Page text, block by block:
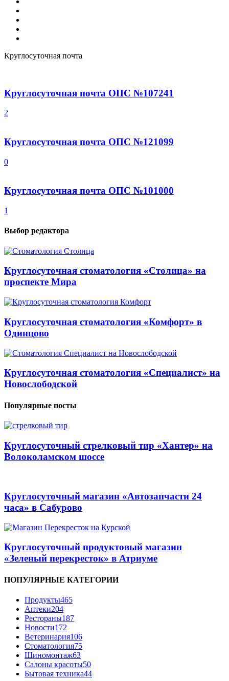
Круглосуточная почта
Круглосуточная почта ОПС №107241
2
Круглосуточная почта ОПС №121099
0
Круглосуточная почта ОПС №101000
1
Выбор редактора
Круглосуточная стоматология «Столица» на
проспекте Мира
Круглосуточная стоматология «Комфорт» в
Одинцово
Круглосуточная стоматология «Специалист» на
Новослободской
Популярные посты
Круглосуточный стрелковый тир «Хантер» на
Волоколамском шоссе
Круглосуточный магазин «Автозапчасти 24
часа» в Сабурово
Круглосуточный продуктовый магазин
«Зеленый перекресток» в Атриуме
ПОПУЛЯРНЫЕ КАТЕГОРИИ
Продукты465
Аптеки204
Рестораны187
Новости172
Ветеринария106
Стоматология75
Шиномонтаж63
Салоны красоты50
Бытовая техника44